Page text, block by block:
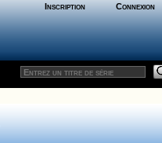
Inscription Connexion